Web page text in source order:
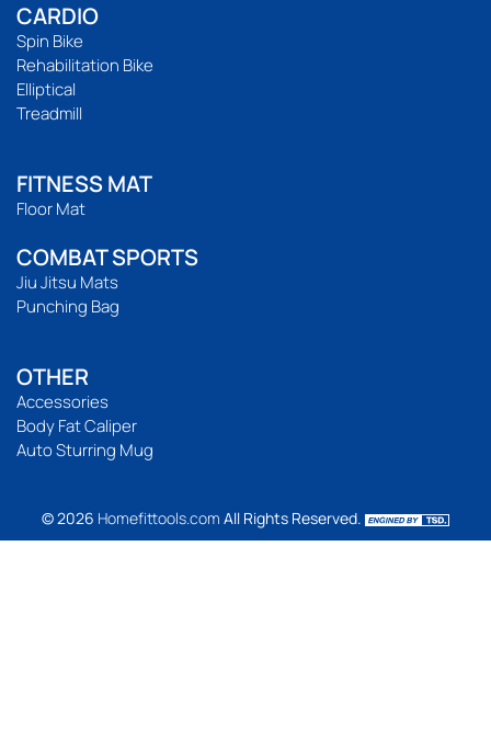
CARDIO
Spin Bike
Rehabilitation Bike
Elliptical
Treadmill
FITNESS MAT
Floor Mat
COMBAT SPORTS
Jiu Jitsu Mats
Punching Bag
OTHER
Accessories
Body Fat Caliper
Auto Sturring Mug
© 2026 Homefittools.com All Rights Reserved.